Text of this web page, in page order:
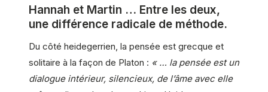
Hannah et Martin … Entre les deux,
une différence radicale de méthode.
Du côté heidegerrien, la pensée est grecque et
solitaire à la façon de Platon : « … la pensée est un
dialogue intérieur, silencieux, de l’âme avec elle